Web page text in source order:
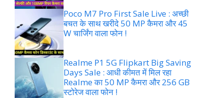
Poco M7 Pro First Sale Live : अच्छी
बचत के साथ खरीदे 50 MP कैमरा और 45
W चार्जिंग वाला फोन !
Realme P1 5G Flipkart Big Saving
Days Sale : आधी कीमत में मिल रहा
Realme का 50 MP कैमरा और 256 GB
स्टोरेज वाला फोन !